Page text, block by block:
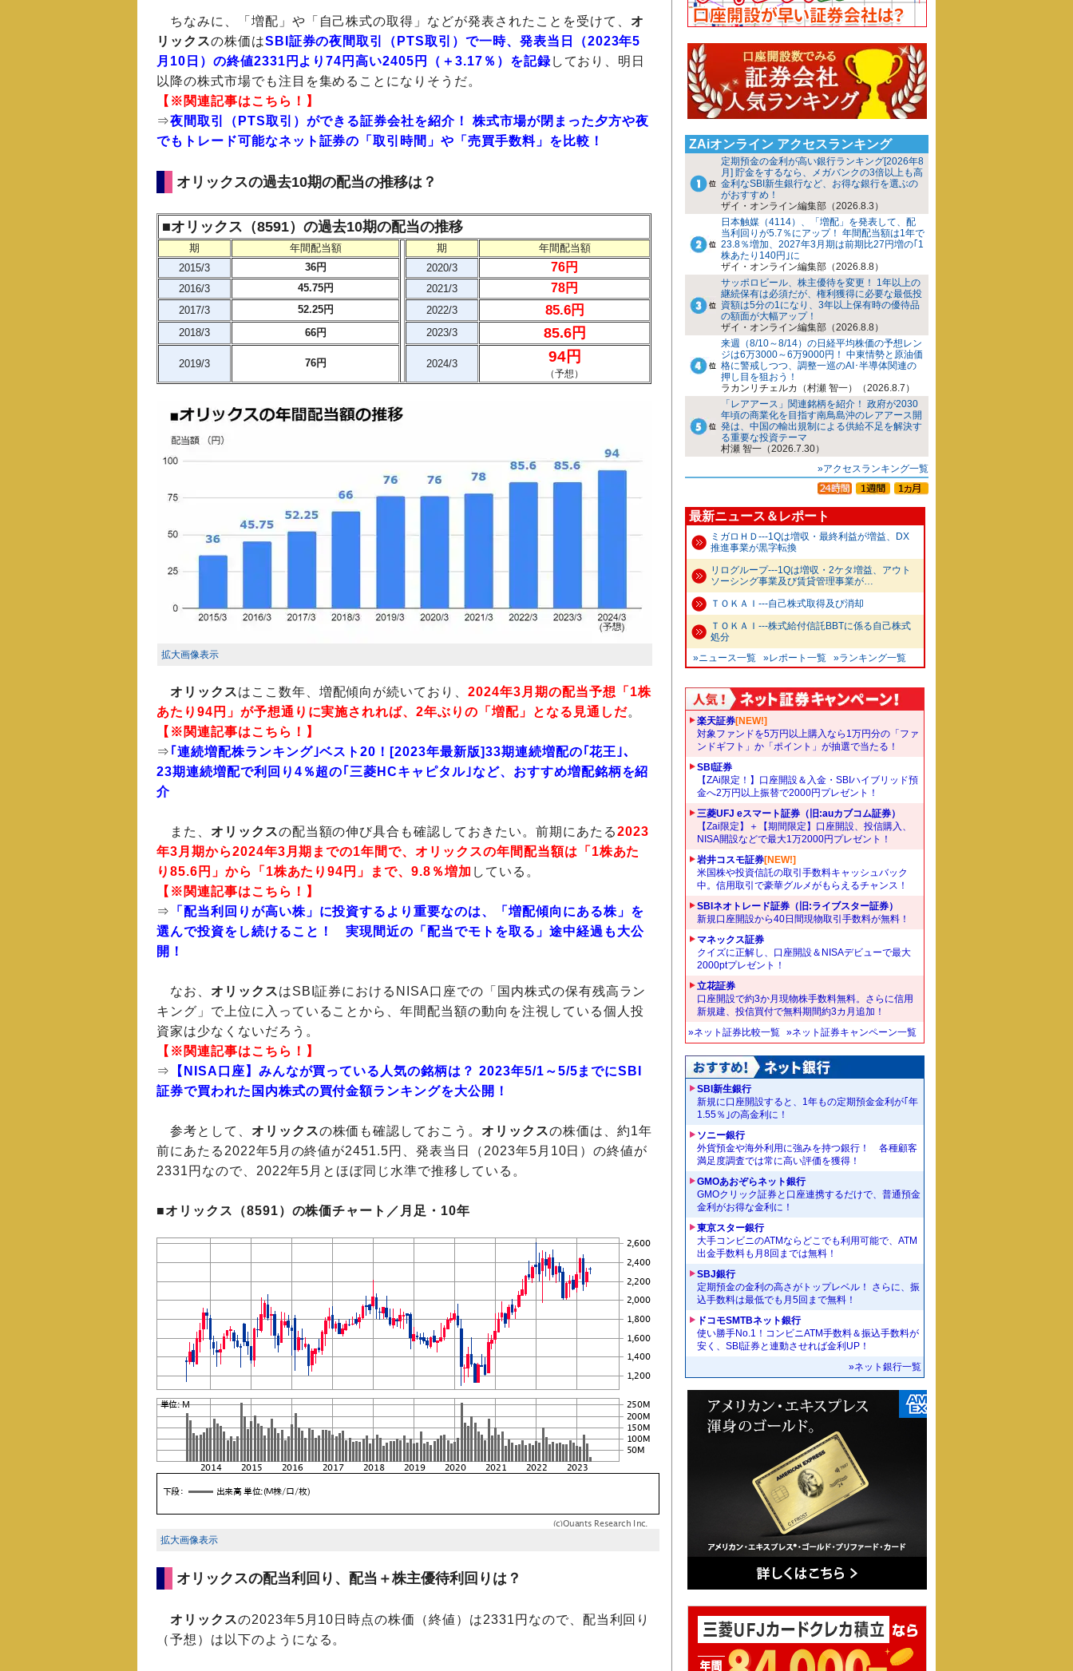
ちなみに、「増配」や「自己株式の取得」などが発表されたことを受けて、 オ
リックスの株価はSBI証券の夜間取引（PTS取引）で一時、発表当日（2023年5
月10日）の終値2331円より74円高い2405円（＋3.17％）を記録しており、明日
以降の株式市場でも注目を集めることになりそうだ。
【※関連記事はこちら！】
⇒夜間取引（PTS取引）ができる証券会社を紹介！ 株式市場が閉まった夕方や夜
でもトレード可能なネット証券の「取引時間」や「売買手数料」を比較！
オリックスの過去10期の配当の推移は？
■オリックス（8591）の過去10期の配当の推移
期 年間配当額 期
年間配当額
2015/3
36円 2020/3 76円
2016/3 45.75円 2021/3 78円
2017/3 52.25円 2022/3 85.6円
2018/3 66円 2023/3 85.6円
2019/3 76円 2024/3 94円
（予想）
拡大画像表示
オリックスはここ数年、増配傾向が続いており、2024年3月期の配当予想「1株
あたり94円」が予想通りに実施されれば、2年ぶりの「増配」となる見通しだ。
【※関連記事はこちら！】
⇒ ｢連続増配株ランキング｣ベスト20！[2023年最新版]33期連続増配の｢花王｣、
23期連続増配で利回り4％超の｢三菱HCキャピタル｣など、おすすめ増配銘柄を紹
介
また、 オリックスの配当額の伸び具合も確認しておきたい。前期にあたる2023
年3月期から2024年3月期までの1年間で、オリックスの年間配当額は「1株あた
り85.6円」から「1株あたり94円」まで、9.8％増加 している。
【※関連記事はこちら！】
⇒
「配当利回りが高い株」に投資するより重要なのは、「増配傾向にある株」を
選んで投資をし続けること！ 実現間近の「配当でモトを取る」途中経過も大公
開！
なお、 オリックスはSBI証券におけるNISA口座での「国内株式の保有残高ラン
キング」で上位に入っていることから、年間配当額の動向を注視している個人投
資家は少なくないだろう。
【※関連記事はこちら！】
⇒
【NISA口座】みんなが買っている人気の銘柄は？ 2023年5/1～5/5までにSBI
証券で買われた国内株式の買付金額ランキングを大公開！
参考として、 オリックスの株価も確認しておこう。 オリックスの株価は、約1年
前にあたる2022年5月の終値が2451.5円、発表当日（2023年5月10日）の終値が
2331円なので、2022年5月とほぼ同じ水準で推移している。
■オリックス（8591）の株価チャート／月足・10年
拡大画像表示
オリックスの配当利回り、配当＋株主優待利回りは？
オリックスの2023年5月10日時点の株価（終値）は2331円なので、配当利回り
（予想）は以下のようになる。
ZAiオンライン アクセスランキング
定期預金の金利が高い銀行ランキング[2026年8
月] 貯金をするなら、メガバンクの3倍以上も高
金利なSBI新生銀行など、お得な銀行を選ぶの
がおすすめ！
ザイ・オンライン編集部（2026.8.3）
日本触媒（4114）、「増配」を発表して、配
当利回りが5.7％にアップ！ 年間配当額は1年で
23.8％増加、2027年3月期は前期比27円増の｢1
株あたり140円｣に
ザイ・オンライン編集部（2026.8.8）
サッポロビール、株主優待を変更！ 1年以上の
継続保有は必須だが、権利獲得に必要な最低投
資額は5分の1になり、3年以上保有時の優待品
の額面が大幅アップ！
ザイ・オンライン編集部（2026.8.8）
来週（8/10～8/14）の日経平均株価の予想レン
ジは6万3000～6万9000円！ 中東情勢と原油価
格に警戒しつつ、調整一巡のAI･半導体関連の
押し目を狙おう！
ラカンリチェルカ（村瀬 智一）（2026.8.7）
「レアアース」関連銘柄を紹介！ 政府が2030
年頃の商業化を目指す南鳥島沖のレアアース開
発は、中国の輸出規制による供給不足を解決す
る重要な投資テーマ
村瀬 智一（2026.7.30）
»アクセスランキング一覧
最新ニュース＆レポート
ミガロＨＤ---1Qは増収・最終利益が増益、DX
推進事業が黒字転換
リログループ---1Qは増収・2ケタ増益、アウト
ソーシング事業及び賃貸管理事業が…
ＴＯＫＡＩ---自己株式取得及び消却
ＴＯＫＡＩ---株式給付信託BBTに係る自己株式
処分
»ニュース一覧
»レポート一覧 »ランキング一覧
楽天証券[NEW!]
対象ファンドを5万円以上購入なら1万円分の「ファ
ンドギフト」か「ポイント」が抽選で当たる！
SBI証券
【ZAi限定！】口座開設＆入金・SBIハイブリッド預
金へ2万円以上振替で2000円プレゼント！
三菱UFJ eスマート証券（旧:auカブコム証券）
【Zai限定】＋【期間限定】口座開設、投信購入、
NISA開設などで最大1万2000円プレゼント！
岩井コスモ証券[NEW!]
米国株や投資信託の取引手数料キャッシュバック
中。信用取引で豪華グルメがもらえるチャンス！
SBIネオトレード証券（旧:ライブスター証券）
新規口座開設から40日間現物取引手数料が無料！
マネックス証券
クイズに正解し、口座開設＆NISAデビューで最大
2000ptプレゼント！
立花証券
口座開設で約3か月現物株手数料無料。さらに信用
新規建、投信買付で無料期間約3カ月追加！
»ネット証券比較一覧 »ネット証券キャンペーン一覧
SBI新生銀行
新規に口座開設すると、1年もの定期預金金利が｢年
1.55％｣の高金利に！
ソニー銀行
外貨預金や海外利用に強みを持つ銀行！ 各種顧客
満足度調査では常に高い評価を獲得！
GMOあおぞらネット銀行
GMOクリック証券と口座連携するだけで、普通預金
金利がお得な金利に！
東京スター銀行
大手コンビニのATMならどこでも利用可能で、ATM
出金手数料も月8回までは無料！
SBJ銀行
定期預金の金利の高さがトップレベル！ さらに、振
込手数料は最低でも月5回まで無料！
ドコモSMTBネット銀行
使い勝手No.1！コンビニATM手数料＆振込手数料が
安く、SBI証券と連動させれば金利UP！
»ネット銀行一覧